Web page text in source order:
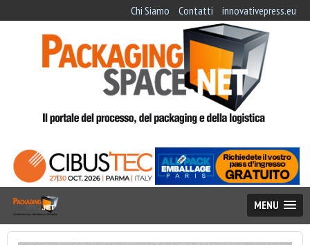
Chi Siamo Contatti innovativepress.eu
MENU